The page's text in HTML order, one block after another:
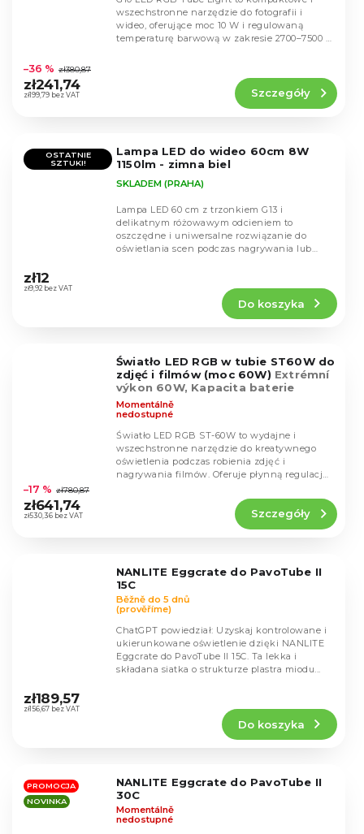
ocena
produktu
wynosi
gwiazdek.
zł199,79 bez VAT
–36 % zł380,87
zł241,74 Szczegóły
wszechstronne narzędzie do fotografii i
wideo, oferujące moc 10 W i regulowaną
temperaturę barwową w zakresie 2700–7500 K.
OSTATNIE
SZTUKI!
Lampa LED do wideo 60cm 8W
1150lm - zimna biel
ocena
produktu
SKLADEM (PRAHA)
zł9,92 bez VAT
zł12
Do koszyka
Lampa LED 60 cm z trzonkiem G13 i
delikatnym różowawym odcieniem to
oszczędne i uniwersalne rozwiązanie do
oświetlania scen podczas nagrywania lub
Światło LED RGB w tubie ST60W do
zdjęć i filmów (moc 60W) Extrémní
výkon 60W, Kapacita baterie
4400mAh 11,1V
ocena
produktu
wynosi
Momentálně
nedostupné
zł530,36 bez VAT
–17 % zł780,87
zł641,74 Szczegóły
Światło LED RGB ST-60W to wydajne i
wszechstronne narzędzie do kreatywnego
oświetlenia podczas robienia zdjęć i
nagrywania filmów. Oferuje płynną regulację
NANLITE Eggcrate do PavoTube II
15C
ocena
produktu
gwiazdek.
Běžně do 5 dnů
(prověříme)
zł156,67 bez VAT
zł189,57
Do koszyka
ChatGPT powiedział: Uzyskaj kontrolowane i
ukierunkowane oświetlenie dzięki NANLITE
Eggcrate do PavoTube II 15C. Ta lekka i
składana siatka o strukturze plastra miodu...
PROMOCJA
NOVINKA
NANLITE Eggcrate do PavoTube II
30C
Momentálně
nedostupné